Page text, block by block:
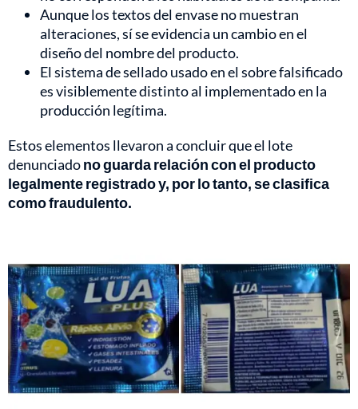
Aunque los textos del envase no muestran
alteraciones, sí se evidencia un cambio en el
diseño del nombre del producto.
El sistema de sellado usado en el sobre falsificado
es visiblemente distinto al implementado en la
producción legítima.
Estos elementos llevaron a concluir que el lote
denunciadono guarda relación con el producto
legalmente registrado y, por lo tanto, se clasifica
como fraudulento.